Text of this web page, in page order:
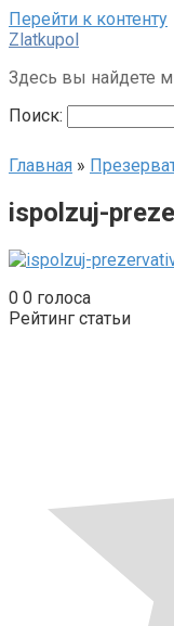
Перейти к контенту
Zlatkupol
Здесь вы найдете
Поиск:
Главная »
ispolzuj-
0 0 голоса
Рейтинг статьи